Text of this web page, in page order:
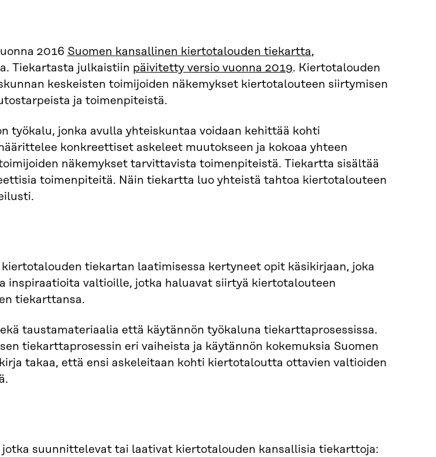
2016 Suomen kansallinen kiertotalouden tiekartta,
Tiekartasta julkaistiin päivitetty versio vuonna 2019. Kiertotalouden
keskeisten toimijoiden näkemykset kiertotalouteen siirtymisen
ja toimenpiteistä.
työkalu, jonka avulla yhteiskuntaa voidaan kehittää kohti
konkreettiset askeleet muutokseen ja kokoaa yhteen
näkemykset tarvittavista toimenpiteistä. Tiekartta sisältää
toimenpiteitä. Näin tiekartta luo yhteistä tahtoa kiertotalouteen
tiekartan laatimisessa kertyneet opit käsikirjaan, joka
inspiraatioita valtioille, jotka haluavat siirtyä kiertotalouteen
tiekarttansa.
taustamateriaalia että käytännön työkaluna tiekarttaprosessissa.
tiekarttaprosessin eri vaiheista ja käytännön kokemuksia Suomen
takaa, että ensi askeleitaan kohti kiertotaloutta ottavien valtioiden
suunnittelevat tai laativat kiertotalouden kansallisia tiekarttoja: